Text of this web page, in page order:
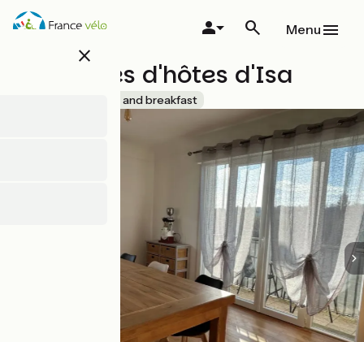
Overslaan
en
close
Menu
Chambres d'hôtes d'Isa
Bed and breakfast